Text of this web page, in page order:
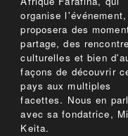
organise l'événement,
proposera des
partage, des
culturelles et bien
façons de découvrir
pays aux multiples
facettes. Nous en
avec sa fondatrice,
Keita.